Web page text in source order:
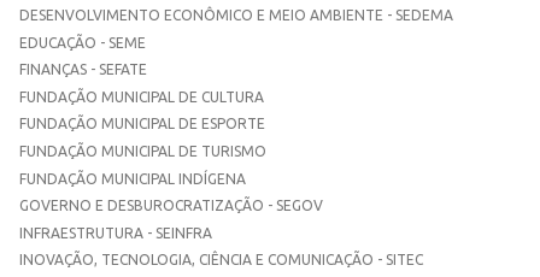
DESENVOLVIMENTO ECONÔMICO E MEIO AMBIENTE - SEDEMA
EDUCAÇÃO - SEME
FINANÇAS - SEFATE
FUNDAÇÃO MUNICIPAL DE CULTURA
FUNDAÇÃO MUNICIPAL DE ESPORTE
FUNDAÇÃO MUNICIPAL DE TURISMO
FUNDAÇÃO MUNICIPAL INDÍGENA
GOVERNO E DESBUROCRATIZAÇÃO - SEGOV
INFRAESTRUTURA - SEINFRA
INOVAÇÃO, TECNOLOGIA, CIÊNCIA E COMUNICAÇÃO - SITEC